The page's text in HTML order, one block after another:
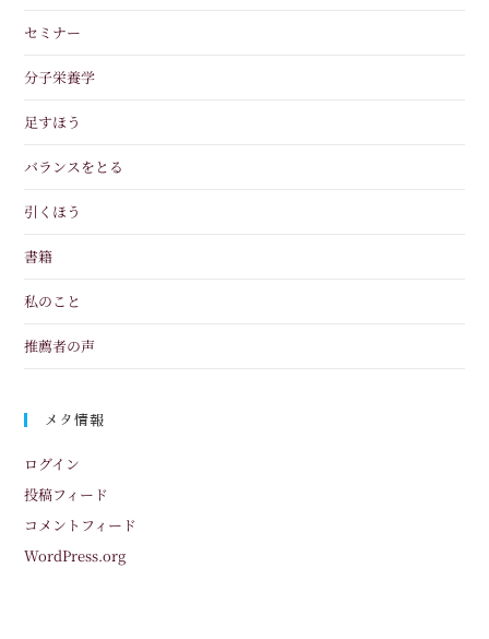
セミナー
分子栄養学
足すほう
バランスをとる
引くほう
書籍
私のこと
推薦者の声
メタ情報
ログイン
投稿フィード
コメントフィード
WordPress.org